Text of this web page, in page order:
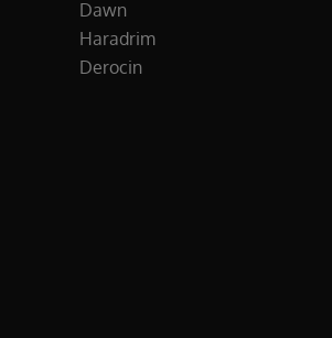
Dawn
Haradrim
Derocin